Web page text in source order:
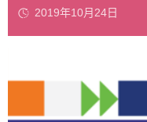
2019年10月24日